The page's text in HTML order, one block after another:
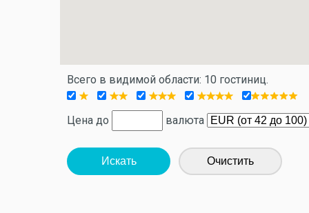
Всего в видимой области: 10 гостиниц.
Цена до валюта
Искать Очистить